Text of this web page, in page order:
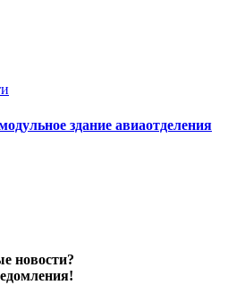
здание авиаотделения
новости?